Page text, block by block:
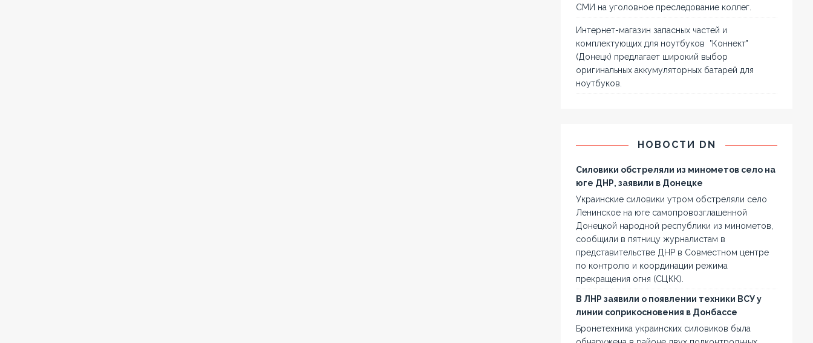
СМИ на уголовное преследование коллег.
Интернет-магазин запасных частей и
комплектующих для ноутбуков "Коннект"
(Донецк) предлагает широкий выбор
оригинальных аккумуляторных батарей для
ноутбуков.
НОВОСТИ DN
Силовики обстреляли из минометов село на
юге ДНР, заявили в Донецке
Украинские силовики утром обстреляли село
Ленинское на юге самопровозглашенной
Донецкой народной республики из минометов,
сообщили в пятницу журналистам в
представительстве ДНР в Совместном центре
по контролю и координации режима
прекращения огня (СЦКК).
В ЛНР заявили о появлении техники ВСУ у
линии соприкосновения в Донбассе
Бронетехника украинских силовиков была